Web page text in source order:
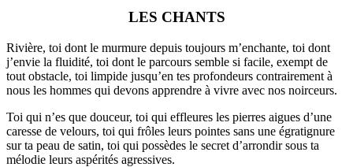
LES CHANTS
Rivière, toi dont le murmure depuis toujours m’enchante, toi dont
j’envie la fluidité, toi dont le parcours semble si facile, exempt de
tout obstacle, toi limpide jusqu’en tes profondeurs contrairement à
nous les hommes qui devons apprendre à vivre avec nos noirceurs.
Toi qui n’es que douceur, toi qui effleures les pierres aigues d’une
caresse de velours, toi qui frôles leurs pointes sans une égratignure
sur ta peau de satin, toi qui possèdes le secret d’arrondir sous ta
mélodie leurs aspérités agressives.